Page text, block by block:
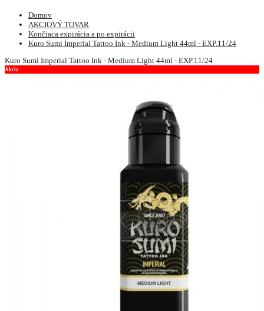
Domov
AKCIOVÝ TOVAR
Končiaca expirácia a po expirácii
Kuro Sumi Imperial Tattoo Ink - Medium Light 44ml - EXP.11/24
Kuro Sumi Imperial Tattoo Ink - Medium Light 44ml - EXP.11/24
Akcia